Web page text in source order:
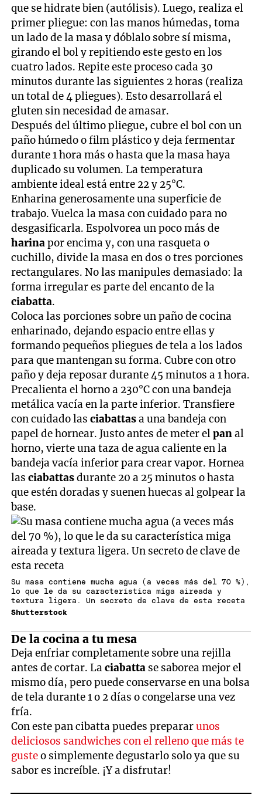
que se hidrate bien (autólisis). Luego, realiza el
primer pliegue: con las manos húmedas, toma
un lado de la masa y dóblalo sobre sí misma,
girando el bol y repitiendo este gesto en los
cuatro lados. Repite este proceso cada 30
minutos durante las siguientes 2 horas (realiza
un total de 4 pliegues). Esto desarrollará el
gluten sin necesidad de amasar.
Después del último pliegue, cubre el bol con un
paño húmedo o film plástico y deja fermentar
durante 1 hora más o hasta que la masa haya
duplicado su volumen. La temperatura
ambiente ideal está entre 22 y 25°C.
Enharina generosamente una superficie de
trabajo. Vuelca la masa con cuidado para no
desgasificarla. Espolvorea un poco más de
harinapor encima y, con una rasqueta o
cuchillo, divide la masa en dos o tres porciones
rectangulares. No las manipules demasiado: la
forma irregular es parte del encanto de la
ciabatta.
Coloca las porciones sobre un paño de cocina
enharinado, dejando espacio entre ellas y
formando pequeños pliegues de tela a los lados
para que mantengan su forma. Cubre con otro
paño y deja reposar durante 45 minutos a 1 hora.
Precalienta el horno a 230°C con una bandeja
metálica vacía en la parte inferior. Transfiere
con cuidado lasciabattasa una bandeja con
papel de hornear. Justo antes de meter elpanal
horno, vierte una taza de agua caliente en la
bandeja vacía inferior para crear vapor. Hornea
lasciabattasdurante 20 a 25 minutos o hasta
que estén doradas y suenen huecas al golpear la
base.
Su masa contiene mucha agua (a veces más del 70 %),
lo que le da su característica miga aireada y
textura ligera. Un secreto de clave de esta receta
Shutterstock
De la cocina a tu mesa
Deja enfriar completamente sobre una rejilla
antes de cortar. Laciabatta se saborea mejor el
mismo día, pero puede conservarse en una bolsa
de tela durante 1 o 2 días o congelarse una vez
fría.
Con este pan cibatta puedes prepararunos
deliciosos sandwiches con el relleno que más te
gusteo simplemente degustarlo solo ya que su
sabor es increíble. ¡Y a disfrutar!